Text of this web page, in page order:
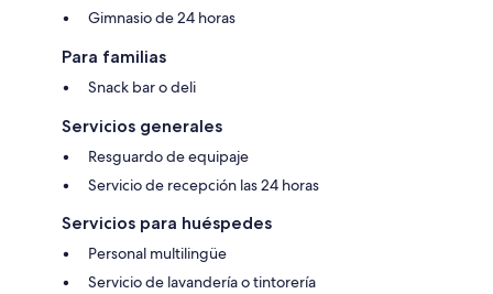
Gimnasio de 24 horas
Para familias
Snack bar o deli
Servicios generales
Resguardo de equipaje
Servicio de recepción las 24 horas
Servicios para huéspedes
Personal multilingüe
Servicio de lavandería o tintorería